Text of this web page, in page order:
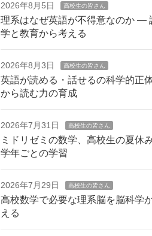
2026年8月5日 高校生の皆さん
理系はなぜ英語が不得意なのか —
学と教育から考える
2026年8月3日 高校生の皆さん
英語が読める・話せるの科学的正
から読む力の育成
2026年7月31日 高校生の皆さん
ミドリゼミの数学、高校生の夏
学年ごとの学習
2026年7月29日 高校生の皆さん
高校数学で必要な理系脳を脳科学
える